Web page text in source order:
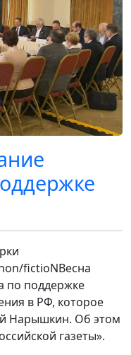
fictioNВесна
по поддержке
в РФ, которое
Нарышкин. Об этом
газеты».